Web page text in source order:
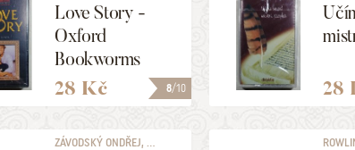
8/10
Love Story -
Oxford
Bookworms
Library 3 (audio
kazeta)
28 Kč 28
ZÁVODSKÝ ONDŘEJ, ...